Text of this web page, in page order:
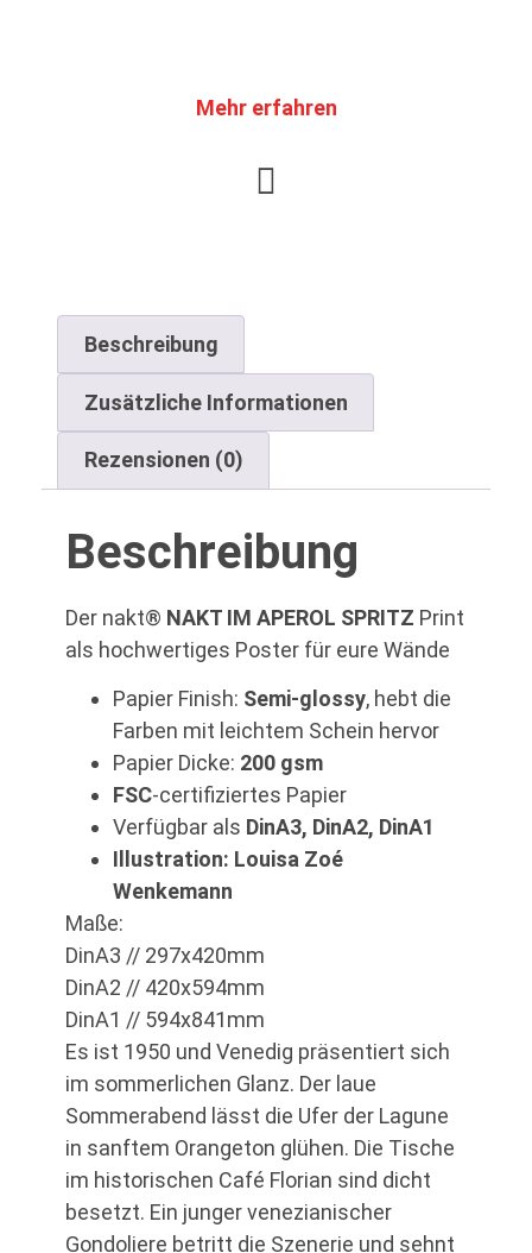
Mehr erfahren
Beschreibung
Zusätzliche Informationen
Rezensionen (0)
Beschreibung
Der nakt® NAKT IM APEROL SPRITZ Print
als hochwertiges Poster für eure Wände
Papier Finish: Semi-glossy, hebt die
Farben mit leichtem Schein hervor
Papier Dicke: 200 gsm
FSC-certifiziertes Papier
Verfügbar als DinA3, DinA2, DinA1
Illustration: Louisa Zoé
Wenkemann
Maße:
DinA3 // 297x420mm
DinA2 // 420x594mm
DinA1 // 594x841mm
Es ist 1950 und Venedig präsentiert sich
im sommerlichen Glanz. Der laue
Sommerabend lässt die Ufer der Lagune
in sanftem Orangeton glühen. Die Tische
im historischen Café Florian sind dicht
besetzt. Ein junger venezianischer
Gondoliere betritt die Szenerie und sehnt